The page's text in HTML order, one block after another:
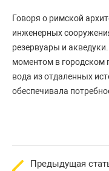
Говоря о римской
инженерных
резервуары и
моментом в городском
вода из отдаленных
обеспечивала
Предыдущая